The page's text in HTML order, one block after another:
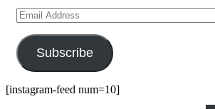
Email
Address
Subscribe
[instagram-feed num=10]